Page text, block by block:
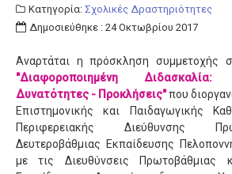
Κατηγορία: Σχολικές Δραστηριότητες
Δημοσιεύθηκε : 24 Οκτωβρίου 2017
Αναρτάται η πρόσκληση συμμετοχής
"Διαφοροποιημένη
Δυνατότητες - Προκλήσεις"που
Επιστημονικής και Παιδαγωγικής
Περιφερειακής Διεύθυνσης
Δευτεροβάθμιας Εκπαίδευσης
με τις Διευθύνσεις Πρωτοβάθμιας